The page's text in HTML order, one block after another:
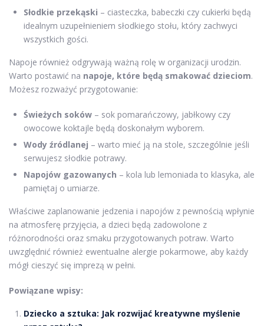
Słodkie przekąski – ciasteczka, babeczki czy cukierki będą
idealnym uzupełnieniem słodkiego stołu, który zachwyci
wszystkich gości.
Napoje również odgrywają ważną rolę w organizacji urodzin.
Warto postawić na napoje, które będą smakować dzieciom.
Możesz rozważyć przygotowanie:
Świeżych soków – sok pomarańczowy, jabłkowy czy
owocowe koktajle będą doskonałym wyborem.
Wody źródlanej – warto mieć ją na stole, szczególnie jeśli
serwujesz słodkie potrawy.
Napojów gazowanych – kola lub lemoniada to klasyka, ale
pamiętaj o umiarze.
Właściwe zaplanowanie jedzenia i napojów z pewnością wpłynie
na atmosferę przyjęcia, a dzieci będą zadowolone z
różnorodności oraz smaku przygotowanych potraw. Warto
uwzględnić również ewentualne alergie pokarmowe, aby każdy
mógł cieszyć się imprezą w pełni.
Powiązane wpisy:
Dziecko a sztuka: Jak rozwijać kreatywne myślenie